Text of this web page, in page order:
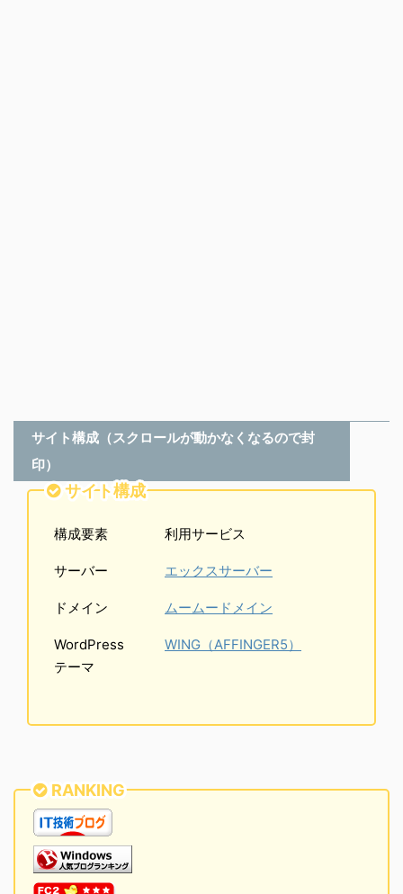
サイト構成（スクロールが動かなくなるので封
印）
サイト構成
構成要素 利用サービス
サーバー エックスサーバー
ドメイン ムームードメイン
WordPress
テーマ
WING（AFFINGER5）
RANKING